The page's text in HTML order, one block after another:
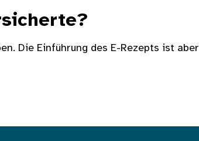
Die Einführung des E-Rezepts ist aber